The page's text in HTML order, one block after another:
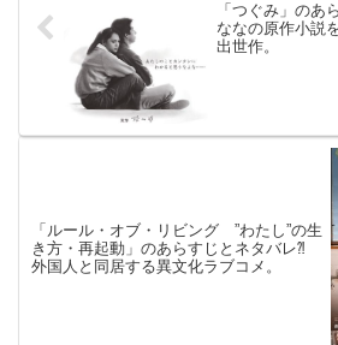
「つぐみ」のあ
ななの原作小説
出世作。
「ルール・オブ・リビング ”わたし”の生
き方・再起動」のあらすじとネタバレ⁈
外国人と同居する異文化ラブコメ。